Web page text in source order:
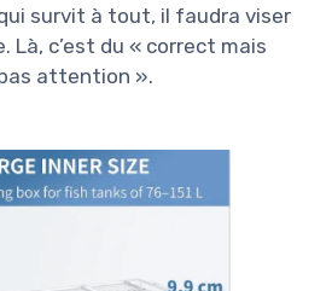
survit à tout, il faudra viser
Là, c’est du « correct mais
attention ».